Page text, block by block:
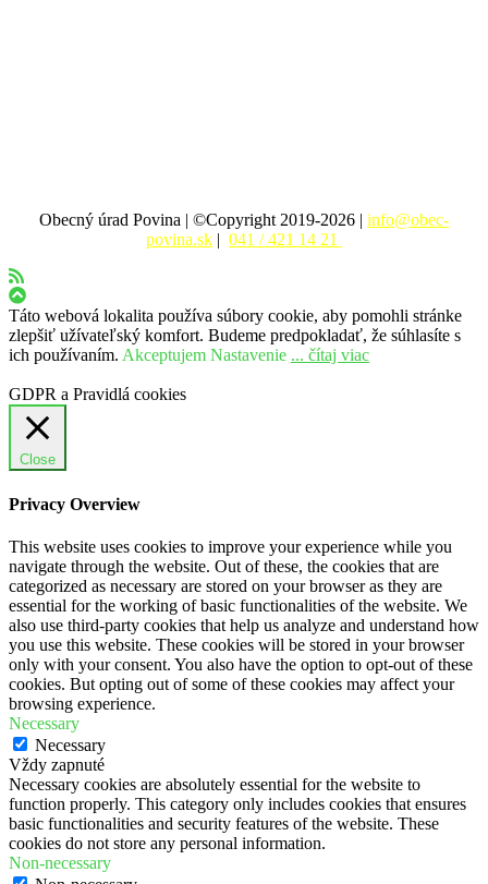
Obecný úrad Povina | ©Copyright 2019-2026 | info@obec-
povina.sk | 041 / 421 14 21
Táto webová lokalita používa súbory cookie, aby pomohli stránke
zlepšiť užívateľský komfort. Budeme predpokladať, že súhlasíte s
ich používaním. Akceptujem Nastavenie ... čítaj viac
GDPR a Pravidlá cookies
Close
Privacy Overview
This website uses cookies to improve your experience while you
navigate through the website. Out of these, the cookies that are
categorized as necessary are stored on your browser as they are
essential for the working of basic functionalities of the website. We
also use third-party cookies that help us analyze and understand how
you use this website. These cookies will be stored in your browser
only with your consent. You also have the option to opt-out of these
cookies. But opting out of some of these cookies may affect your
browsing experience.
Necessary
Necessary
Vždy zapnuté
Necessary cookies are absolutely essential for the website to
function properly. This category only includes cookies that ensures
basic functionalities and security features of the website. These
cookies do not store any personal information.
Non-necessary